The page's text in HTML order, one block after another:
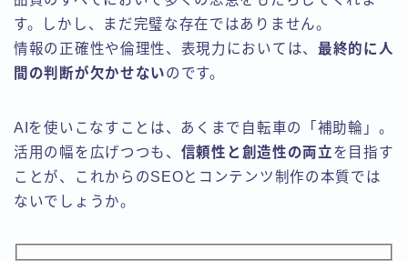
す。しかし、まだ完璧な存在ではありません。
情報の正確性や倫理性、表現力においては、 最終的に人
間の判断が欠かせないのです。
AIを使いこなすことは、あくまで自転車の「補助輪」。
活用の幅を広げつつも、 信頼性と創造性の両立を目指す
ことが、これからのSEOとコンテンツ制作の本質では
ないでしょうか。